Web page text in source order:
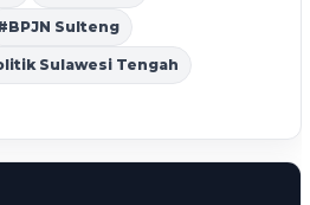
Sulteng
Sulawesi Tengah